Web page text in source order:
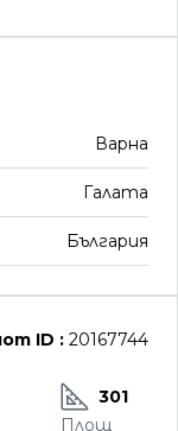
Варна
Галата
България
ID : 20167744
301
Площ